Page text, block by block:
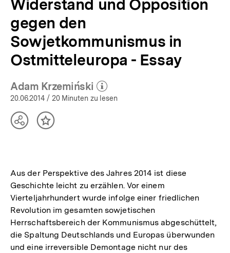
Widerstand und Opposition
gegen den
Sowjetkommunismus in
Ostmitteleuropa - Essay
Adam Krzemiński
(Mehr zum Autor)
öffnen
20.06.2014 / 20 Minuten zu lesen
TeilenInhalt
Aus der Perspektive des Jahres 2014 ist diese
Geschichte leicht zu erzählen. Vor einem
Vierteljahrhundert wurde infolge einer friedlichen
Revolution im gesamten sowjetischen
Herrschaftsbereich der Kommunismus abgeschüttelt,
die Spaltung Deutschlands und Europas überwunden
und eine irreversible Demontage nicht nur des